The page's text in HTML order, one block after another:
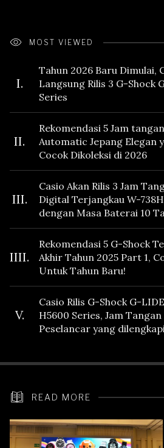
MOST VIEWED
I.
Tahun 2026 Baru Dimulai,
Langsung Rilis 3 G-Shock
Series
II.
Rekomendasi 5 Jam
Automatic Jepang Elegan
Cocok Dikoleksi di 2026
III.
Casio Akan Rilis 3 Jam
Digital Terjangkau W-
dengan Masa Baterai 10
Fitur Vibration
IIII.
Rekomendasi 5 G-Shock
Akhir Tahun 2025 Part 1,
Untuk Tahun Baru!
V.
Casio Rilis G-Shock G-
H5600 Series, Jam Tangan
Peselancar yang
READ MORE